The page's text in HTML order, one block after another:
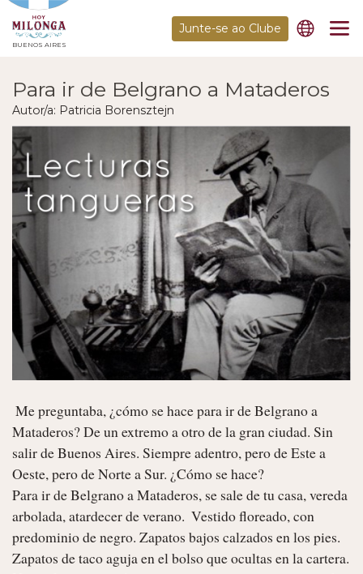
BUENOS AIRES
Junte-se ao Clube
Para ir de Belgrano a Mataderos
Autor/a: Patricia Borensztejn
Mataderos? De un extremo a otro de la gran ciudad. Sin
salir de Buenos Aires. Siempre adentro, pero de Este a
Oeste, pero de Norte a Sur. ¿Cómo se hace?
Para ir de Belgrano a Mataderos, se sale de tu casa, vereda
arbolada, atardecer de verano.  Vestido floreado, con
predominio de negro. Zapatos bajos calzados en los pies.
Zapatos de taco aguja en el bolso que ocultas en la cartera.